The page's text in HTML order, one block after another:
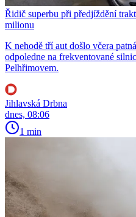
Řidič superbu při předjíždění
milionu
K nehodě tří aut došlo včera
odpoledne na frekventované
Pelhřimovem.
Jihlavská Drbna
dnes, 08:06
1 min